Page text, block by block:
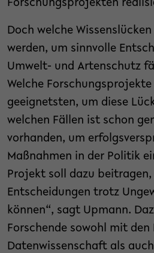
Forschungsprojekten
Doch welche
werden, um sinnvolle
Umwelt- und Artenschutz
Welche
geeignetsten, um diese
welchen Fällen ist schon
vorhanden, um
Maßnahmen in der Politik
Projekt soll dazu
Entscheidungen trotz
können“, sagt Upmann.
Forschende sowohl mit den
Datenwissenschaft als